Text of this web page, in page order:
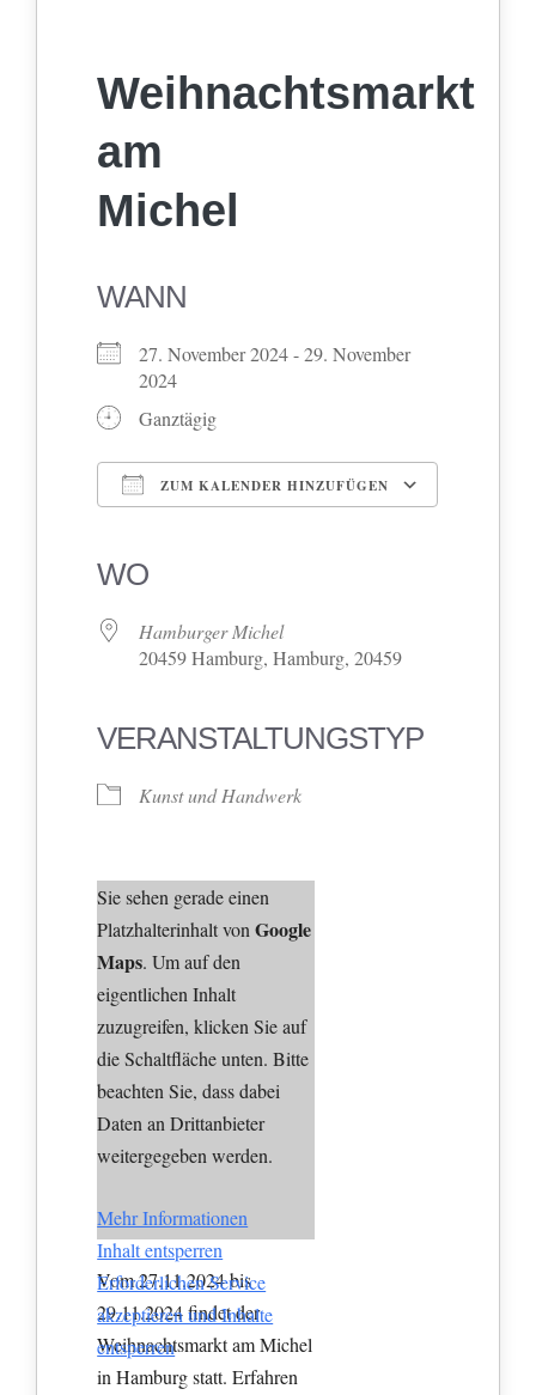
Weihnachtsmarkt
am
Michel
WANN
27. November 2024 - 29. November
2024
Ganztägig
ZUM KALENDER HINZUFÜGEN
WO
Hamburger Michel
20459 Hamburg, Hamburg, 20459
VERANSTALTUNGSTYP
Kunst und Handwerk
Sie sehen gerade einen
Platzhalterinhalt vonGoogle
Maps. Um auf den
eigentlichen Inhalt
zuzugreifen, klicken Sie auf
die Schaltfläche unten. Bitte
beachten Sie, dass dabei
Daten an Drittanbieter
weitergegeben werden.
Mehr Informationen
Inhalt entsperren
Erforderlichen Service
akzeptieren und Inhalte
entsperren
Vom 27.11.2024 bis
29.11.2024 findet der
Weihnachtsmarkt am Michel
in Hamburg statt. Erfahren